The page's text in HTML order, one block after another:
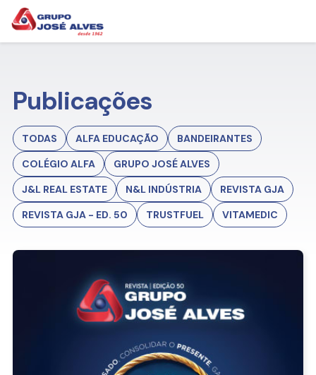
Publicações
TODAS ALFA EDUCAÇÃO
BANDEIRANTES
COLÉGIO ALFA
GRUPO JOSÉ ALVES
J&L REAL ESTATE
N&L INDÚSTRIA
REVISTA GJA
REVISTA GJA - ED. 50
TRUSTFUEL VITAMEDIC